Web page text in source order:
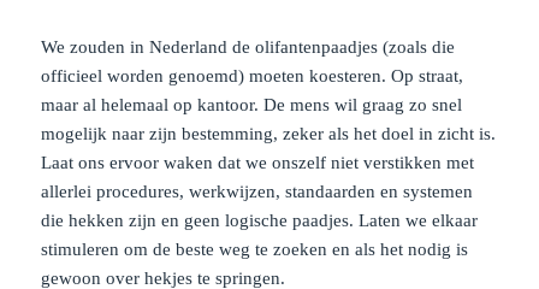
We zouden in Nederland de olifantenpaadjes (zoals die
officieel worden genoemd) moeten koesteren. Op straat,
maar al helemaal op kantoor. De mens wil graag zo snel
mogelijk naar zijn bestemming, zeker als het doel in zicht is.
Laat ons ervoor waken dat we onszelf niet verstikken met
allerlei procedures, werkwijzen, standaarden en systemen
die hekken zijn en geen logische paadjes. Laten we elkaar
stimuleren om de beste weg te zoeken en als het nodig is
gewoon over hekjes te springen.